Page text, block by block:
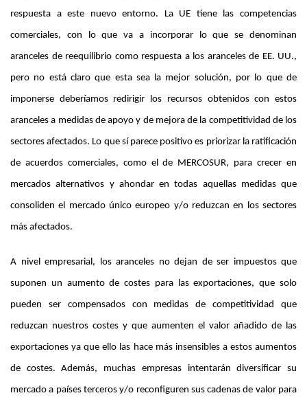
respuesta a este nuevo entorno. La UE tiene las competencias
comerciales, con lo que va a incorporar lo que se denominan
aranceles de reequilibrio como respuesta a los aranceles de EE. UU.,
pero no está claro que esta sea la mejor solución, por lo que de
imponerse deberíamos redirigir los recursos obtenidos con estos
aranceles a medidas de apoyo y de mejora de la competitividad de los
sectores afectados. Lo que sí parece positivo es priorizar la ratificación
de acuerdos comerciales, como el de MERCOSUR, para crecer en
mercados alternativos y ahondar en todas aquellas medidas que
consoliden el mercado único europeo y/o reduzcan en los sectores
más afectados.
A nivel empresarial, los aranceles no dejan de ser impuestos que
suponen un aumento de costes para las exportaciones, que solo
pueden ser compensados con medidas de competitividad que
reduzcan nuestros costes y que aumenten el valor añadido de las
exportaciones ya que ello las hace más insensibles a estos aumentos
de costes. Además, muchas empresas intentarán diversificar su
mercado a países terceros y/o reconfiguren sus cadenas de valor para